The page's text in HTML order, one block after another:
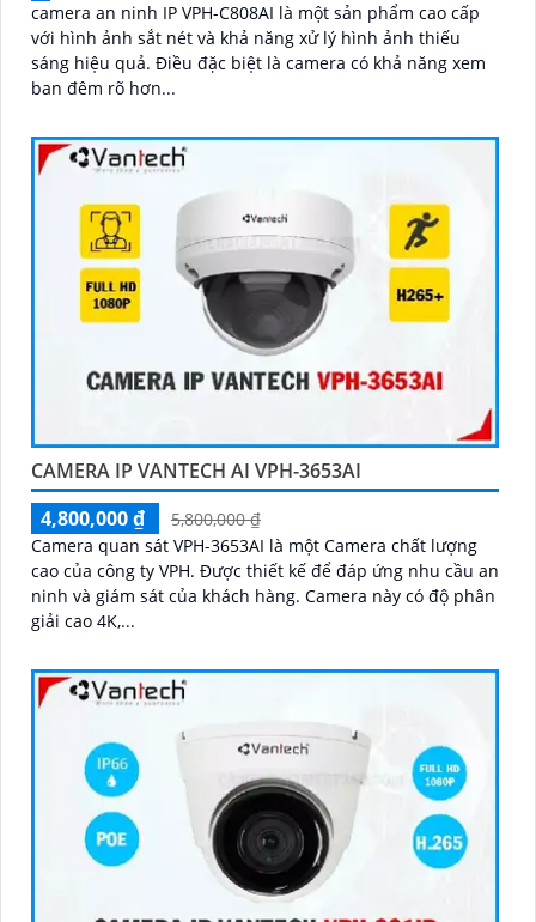
camera an ninh IP VPH-C808AI là một sản phẩm cao cấp
với hình ảnh sắt nét và khả năng xử lý hình ảnh thiếu
sáng hiệu quả. Điều đặc biệt là camera có khả năng xem
ban đêm rõ hơn...
CAMERA IP VANTECH AI VPH-3653AI
4,800,000 ₫
5,800,000 ₫
Camera quan sát VPH-3653AI là một Camera chất lượng
cao của công ty VPH. Được thiết kế để đáp ứng nhu cầu an
ninh và giám sát của khách hàng. Camera này có độ phân
giải cao 4K,...